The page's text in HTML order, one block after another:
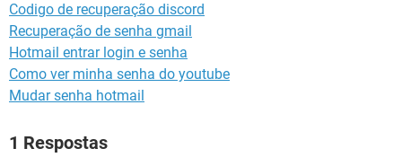
Codigo de recuperação discord
Recuperação de senha gmail
Hotmail entrar login e senha
Como ver minha senha do youtube
Mudar senha hotmail
1 Respostas